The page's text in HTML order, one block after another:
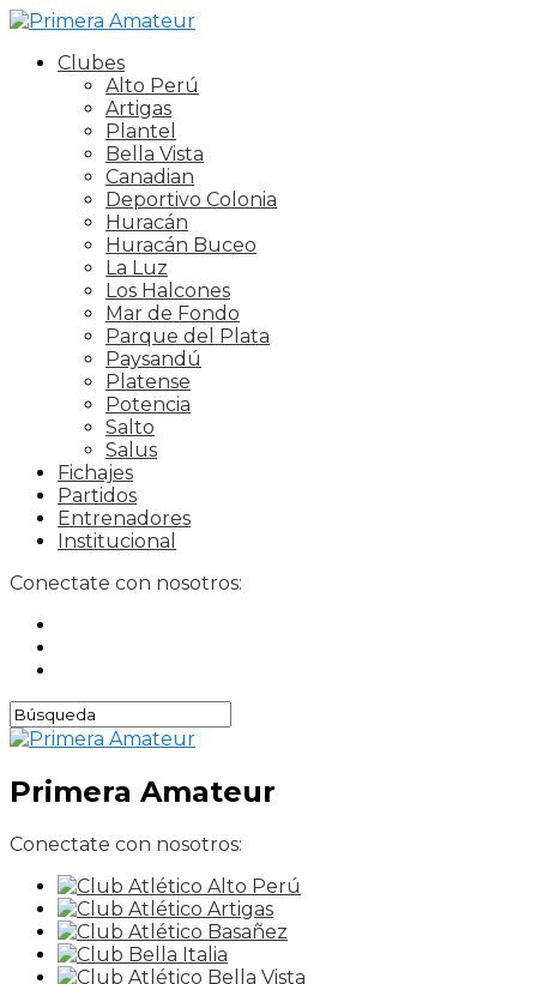
Clubes
Alto Perú
Artigas
Plantel
Bella Vista
Canadian
Deportivo Colonia
Huracán
Huracán Buceo
La Luz
Los Halcones
Mar de Fondo
Parque del Plata
Paysandú
Platense
Potencia
Salto
Salus
Fichajes
Partidos
Entrenadores
Institucional
Conectate con nosotros:
Primera Amateur
Conectate con nosotros: